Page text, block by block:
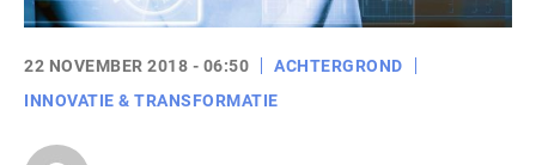
22 NOVEMBER 2018 - 06:50
ACHTERGROND
INNOVATIE & TRANSFORMATIE